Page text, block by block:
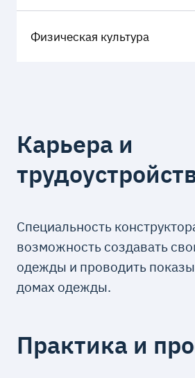
Физическая культура
Карьера и
Специальность
возможность создавать
одежды и проводить
домах одежды.
Практика и